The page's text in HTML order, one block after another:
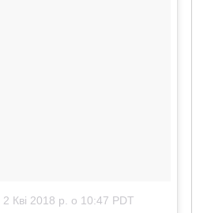
2 Кві 2018 р. о 10:47 PDT